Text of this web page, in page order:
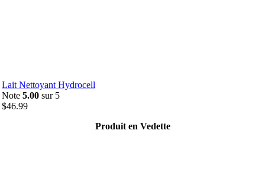
Lait Nettoyant Hydrocell
Note 5.00 sur 5
$46.99
Produit en Vedette